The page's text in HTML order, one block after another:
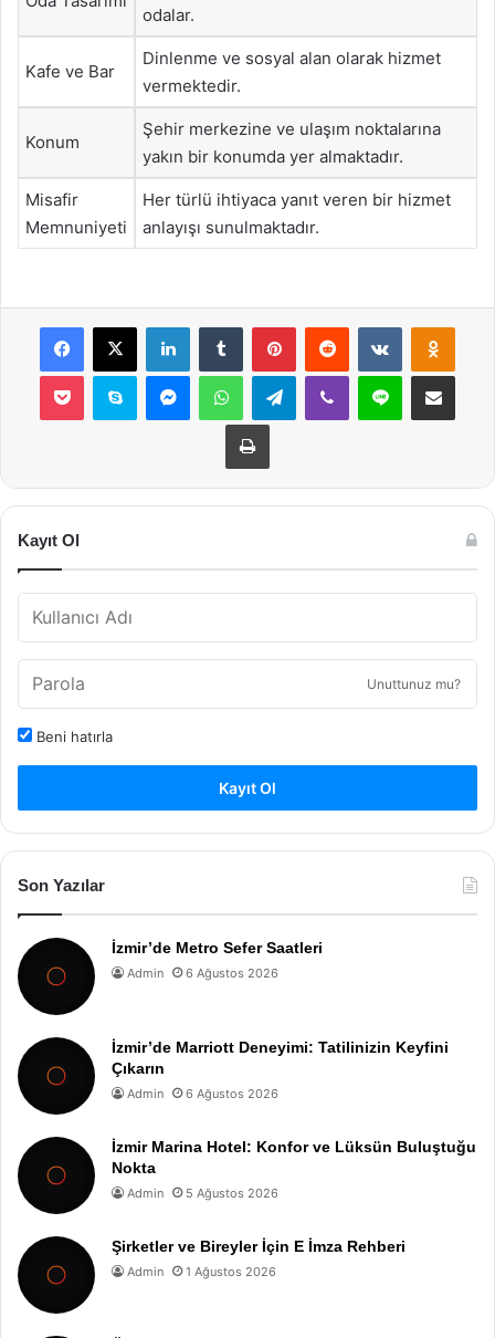
odalar.
Kafe ve Bar
Dinlenme ve sosyal alan olarak hizmet
vermektedir.
Konum
Şehir merkezine ve ulaşım noktalarına
yakın bir konumda yer almaktadır.
Misafir
Memnuniyeti
Her türlü ihtiyaca yanıt veren bir hizmet
anlayışı sunulmaktadır.
Facebook
X LinkedInTumblr PinterestReddit VKontakte
Pocket Skype MessengerWhatsAppTelegramViber Line E-Posta ile
Yazdır
Kayıt Ol
Unuttunuz mu?
Beni hatırla
Kayıt Ol
Son Yazılar
İzmir’de Metro Sefer Saatleri
Admin 6 Ağustos 2026
İzmir’de Marriott Deneyimi: Tatilinizin Keyfini
Çıkarın
Admin 6 Ağustos 2026
İzmir Marina Hotel: Konfor ve Lüksün Buluştuğu
Nokta
Admin 5 Ağustos 2026
Şirketler ve Bireyler İçin E İmza Rehberi
Admin 1 Ağustos 2026